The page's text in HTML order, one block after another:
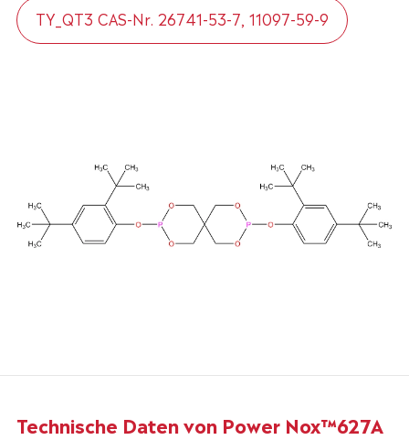
TY_QT3 CAS-Nr. 26741-53-7, 11097-59-9
Technische Daten von Power Nox™627A